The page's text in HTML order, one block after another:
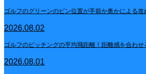
ゴルフのグリーンのピン位置が手前か奥かによる攻
2026.08.02
ゴルフのピッチングの平均飛距離！距離感を合わせ
2026.08.01